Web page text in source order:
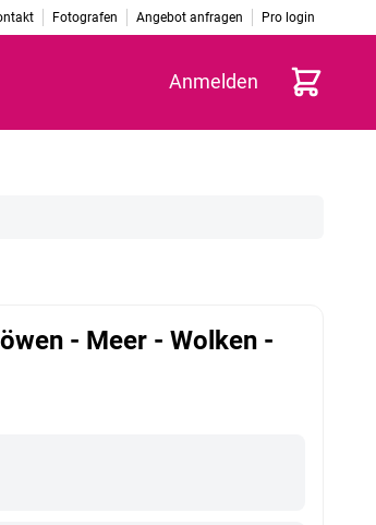
Fotografen Angebot anfragen Pro login
Anmelden Warenkorb
- Meer - Wolken -